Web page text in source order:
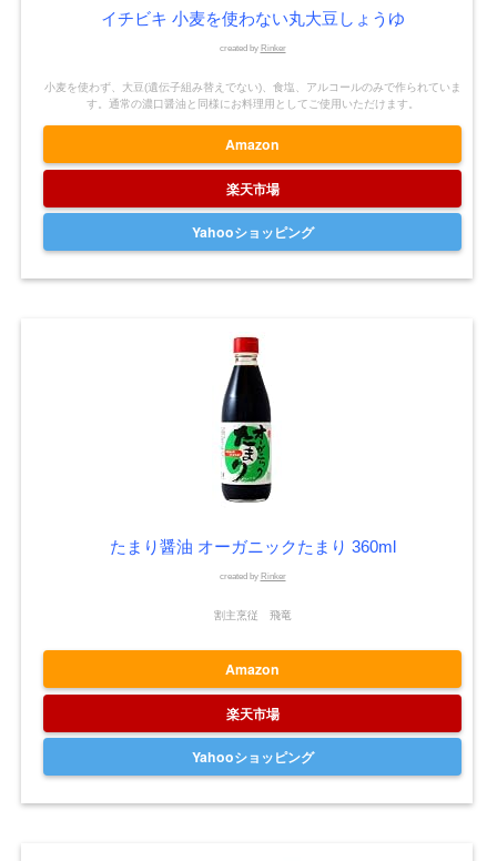
イチビキ 小麦を使わない丸大豆しょうゆ
created by Rinker
小麦を使わず、大豆(遺伝子組み替えでない)、食塩、アルコールのみで作られていま
す。通常の濃口醤油と同様にお料理用としてご使用いただけます。
Amazon
楽天市場
Yahooショッピング
たまり醤油 オーガニックたまり 360ml
created by Rinker
割主烹従 飛竜
Amazon
楽天市場
Yahooショッピング